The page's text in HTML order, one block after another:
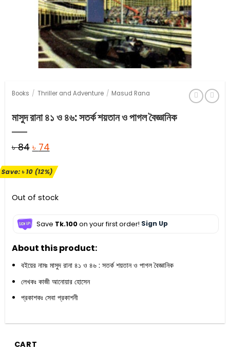
Books / Thriller and Adventure / Masud Rana
মাসুদ রানা ৪১ ও ৪৬: সতর্ক শয়তান ও পাগল বৈজ্ঞানিক
৳84 Original
was:
৳ 74Current
is:
Save:৳10(12%)
Out of stock
Save Tk.100on your first order! Sign Up
About this product:
বইয়ের নামঃ মাসুদ রানা ৪১ ও ৪৬ : সতর্ক শয়তান ও পাগল বৈজ্ঞানিক
লেখকঃ কাজী আনোয়ার হোসেন
প্রকাশকঃ সেবা প্রকাশনী
CART